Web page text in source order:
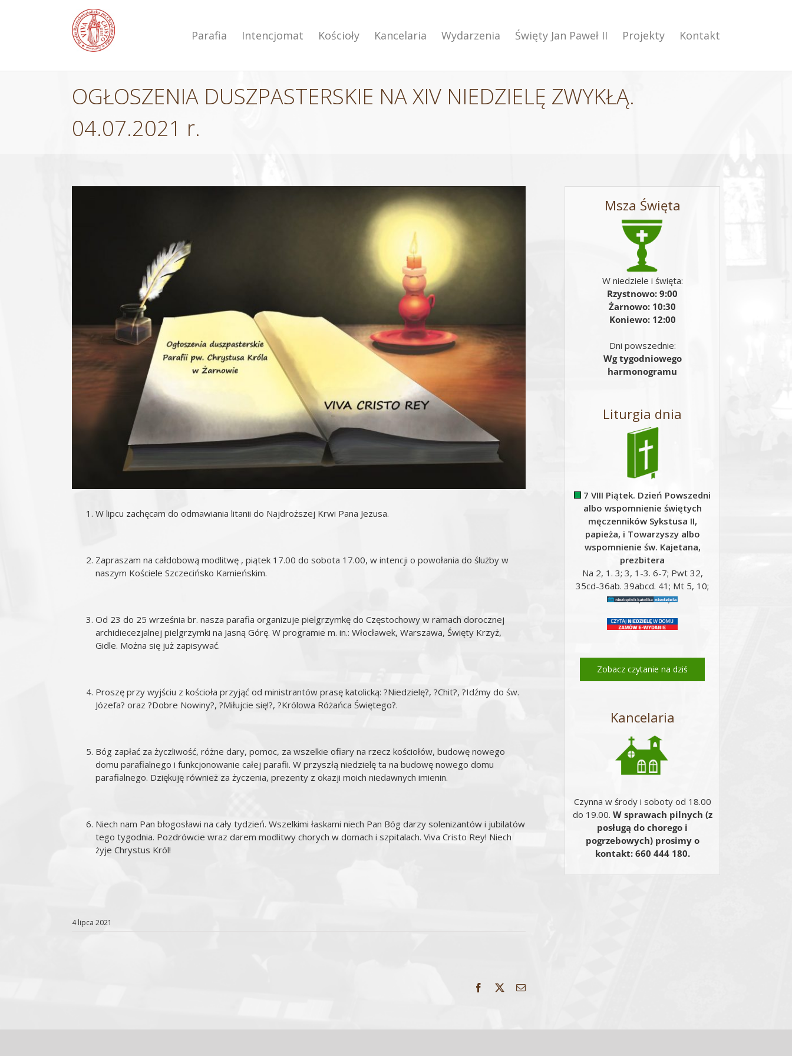
Parafia Intencjomat Kościoły Kancelaria Wydarzenia Święty Jan Paweł II Projekty Kontakt
OGŁOSZENIA DUSZPASTERSKIE NA XIV NIEDZIELĘ ZWYKŁĄ.
04.07.2021 r.
W lipcu zachęcam do odmawiania litanii do Najdroższej Krwi Pana Jezusa.
Zapraszam na całdobową modlitwę , piątek 17.00 do sobota 17.00, w intencji o powołania do ślużby w
naszym Kościele Szczecińsko Kamieńskim.
Od 23 do 25 września br. nasza parafia organizuje pielgrzymkę do Częstochowy w ramach dorocznej
archidiecezjalnej pielgrzymki na Jasną Górę. W programie m. in.: Włocławek, Warszawa, Święty Krzyż,
Gidle. Można się już zapisywać.
Proszę przy wyjściu z kościoła przyjąć od ministrantów prasę katolicką: ?Niedzielę?, ?Chit?, ?Idźmy do św.
Józefa? oraz ?Dobre Nowiny?, ?Miłujcie się!?, ?Królowa Różańca Świętego?.
Bóg zapłać za życzliwość, różne dary, pomoc, za wszelkie ofiary na rzecz kościołów, budowę nowego
domu parafialnego i funkcjonowanie całej parafii. W przyszłą niedzielę ta na budowę nowego domu
parafialnego. Dziękuję również za życzenia, prezenty z okazji moich niedawnych imienin.
Niech nam Pan błogosławi na cały tydzień. Wszelkimi łaskami niech Pan Bóg darzy solenizantów i jubilatów
tego tygodnia. Pozdrówcie wraz darem modlitwy chorych w domach i szpitalach. Viva Cristo Rey! Niech
żyje Chrystus Król!
4 lipca 2021
Facebook Email
Msza Święta
W niedziele i święta:
Rzystnowo: 9:00
Żarnowo: 10:30
Koniewo: 12:00
Dni powszednie:
Wg tygodniowego
harmonogramu
Liturgia dnia
7 VIII Piątek. Dzień Powszedni
albo wspomnienie świętych
męczenników Sykstusa II,
papieża, i Towarzyszy albo
wspomnienie św. Kajetana,
prezbitera
Na 2, 1. 3; 3, 1-3. 6-7; Pwt 32,
35cd-36ab. 39abcd. 41; Mt 5, 10;
Mt 16, 24-28;
Zobacz czytanie na dziś
Kancelaria
Czynna w środy i soboty od 18.00
do 19.00. W sprawach pilnych (z
posługą do chorego i
pogrzebowych) prosimy o
kontakt: 660 444 180.